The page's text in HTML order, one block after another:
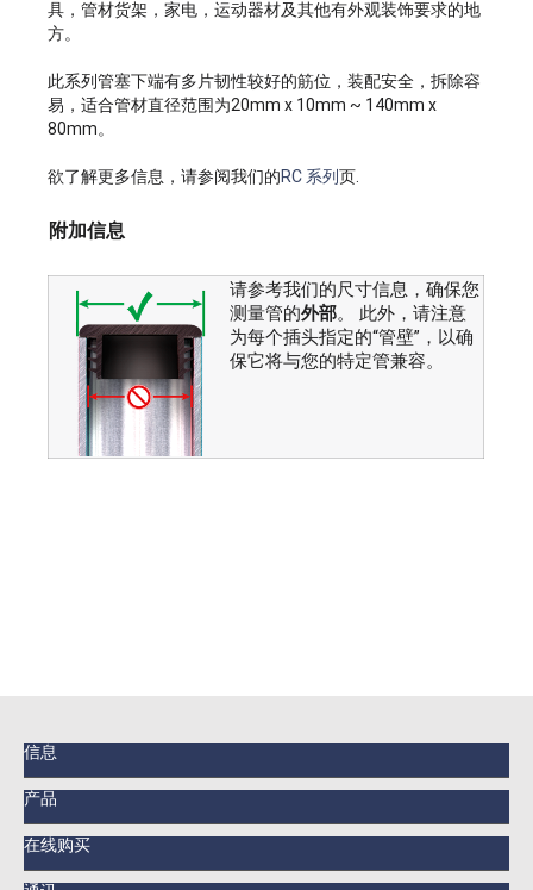
具，管材货架，家电，运动器材及其他有外观装饰要求的地
方。
此系列管塞下端有多片韧性较好的筋位，装配安全，拆除容
易，适合管材直径范围为20mm x 10mm ~ 140mm x
80mm。
欲了解更多信息，请参阅我们的RC 系列页.
附加信息
请参考我们的尺寸信息，确保您
测量管的外部。 此外，请注意
为每个插头指定的“管壁”，以确
保它将与您的特定管兼容。
信息
产品
在线购买